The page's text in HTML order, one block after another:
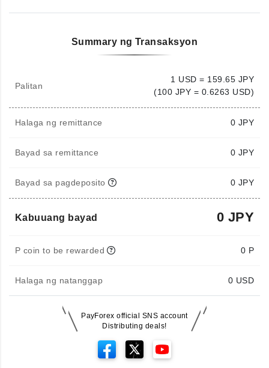
Summary ng Transaksyon
Palitan
1 USD = 159.65 JPY
(100 JPY = 0.6263 USD)
Halaga ng remittance 0 JPY
Bayad sa remittance 0 JPY
Bayad sa pagdeposito 0 JPY
Kabuuang bayad 0 JPY
P coin to be rewarded 0 P
Halaga ng natanggap 0 USD
PayForex official SNS account
Distributing deals!